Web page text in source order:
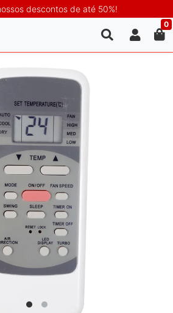
descontos de até 50%!
0